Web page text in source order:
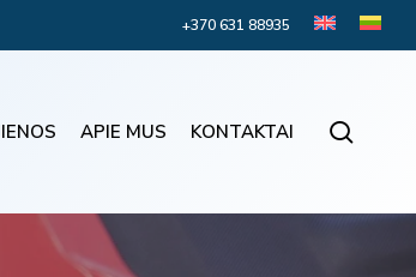
+370 631 88935
APIE MUS KONTAKTAI